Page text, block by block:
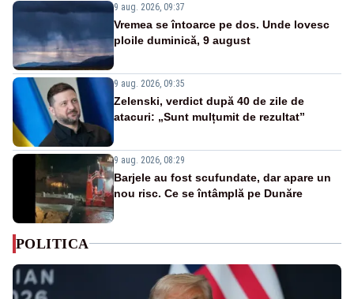
9 aug. 2026, 09:37
Vremea se întoarce pe dos. Unde lovesc
ploile duminică, 9 august
9 aug. 2026, 09:35
Zelenski, verdict după 40 de zile de
atacuri: „Sunt mulțumit de rezultat”
9 aug. 2026, 08:29
Barjele au fost scufundate, dar apare un
nou risc. Ce se întâmplă pe Dunăre
POLITICA